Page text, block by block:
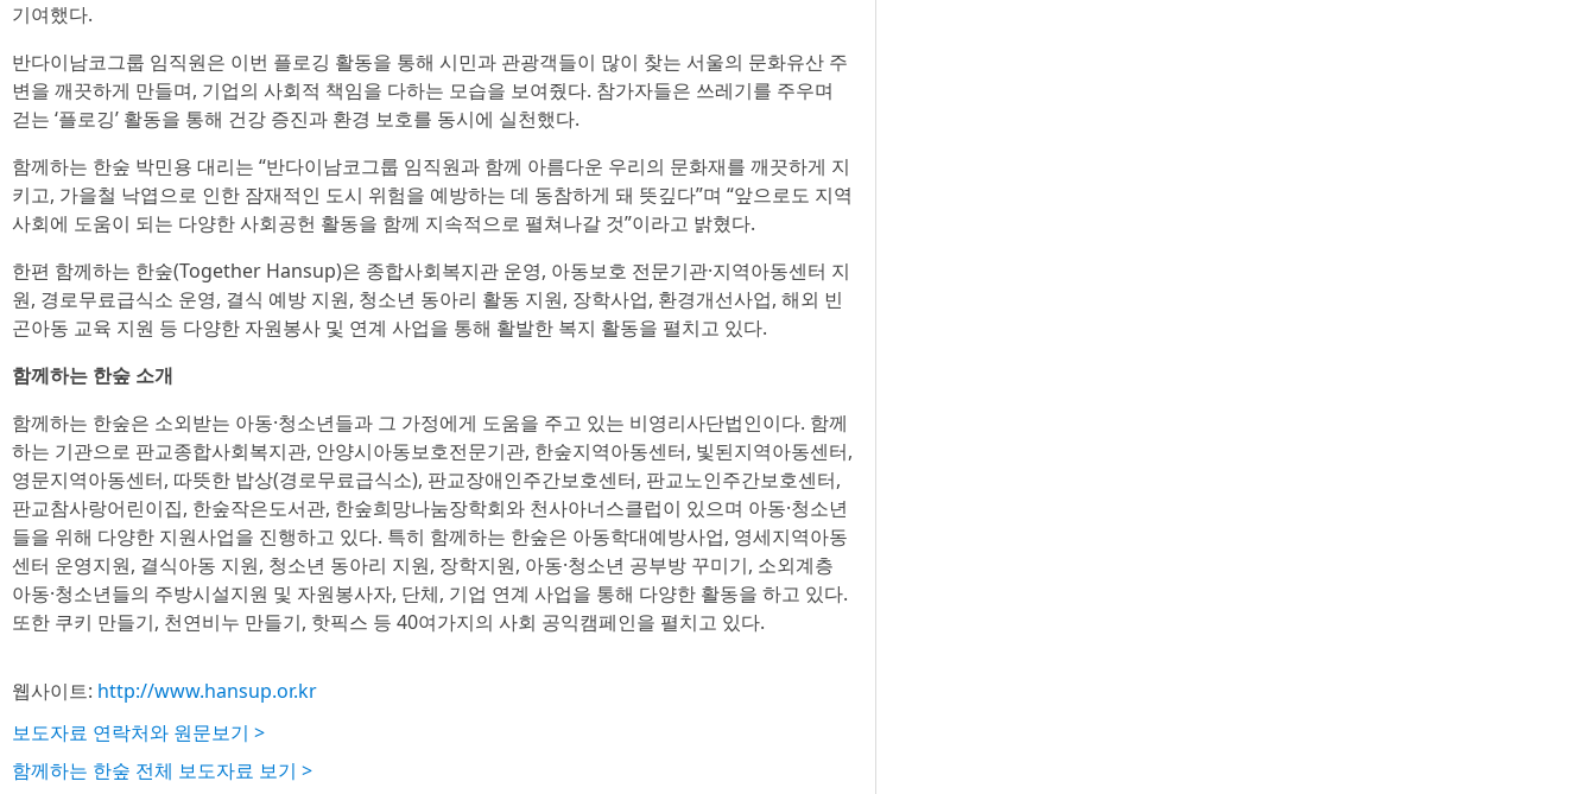
기여했다.
반다이남코그룹 임직원은 이번 플로깅 활동을 통해 시민과 관광객들이 많이 찾는 서울의 문화유산 주
변을 깨끗하게 만들며, 기업의 사회적 책임을 다하는 모습을 보여줬다. 참가자들은 쓰레기를 주우며
걷는 ‘플로깅’ 활동을 통해 건강 증진과 환경 보호를 동시에 실천했다.
함께하는 한숲 박민용 대리는 “반다이남코그룹 임직원과 함께 아름다운 우리의 문화재를 깨끗하게 지
키고, 가을철 낙엽으로 인한 잠재적인 도시 위험을 예방하는 데 동참하게 돼 뜻깊다”며 “앞으로도 지역
사회에 도움이 되는 다양한 사회공헌 활동을 함께 지속적으로 펼쳐나갈 것”이라고 밝혔다.
한편 함께하는 한숲(Together Hansup)은 종합사회복지관 운영, 아동보호 전문기관·지역아동센터 지
원, 경로무료급식소 운영, 결식 예방 지원, 청소년 동아리 활동 지원, 장학사업, 환경개선사업, 해외 빈
곤아동 교육 지원 등 다양한 자원봉사 및 연계 사업을 통해 활발한 복지 활동을 펼치고 있다.
함께하는 한숲 소개
함께하는 한숲은 소외받는 아동·청소년들과 그 가정에게 도움을 주고 있는 비영리사단법인이다. 함께
하는 기관으로 판교종합사회복지관, 안양시아동보호전문기관, 한숲지역아동센터, 빛된지역아동센터,
영문지역아동센터, 따뜻한 밥상(경로무료급식소), 판교장애인주간보호센터, 판교노인주간보호센터,
판교참사랑어린이집, 한숲작은도서관, 한숲희망나눔장학회와 천사아너스클럽이 있으며 아동·청소년
들을 위해 다양한 지원사업을 진행하고 있다. 특히 함께하는 한숲은 아동학대예방사업, 영세지역아동
센터 운영지원, 결식아동 지원, 청소년 동아리 지원, 장학지원, 아동·청소년 공부방 꾸미기, 소외계층
아동·청소년들의 주방시설지원 및 자원봉사자, 단체, 기업 연계 사업을 통해 다양한 활동을 하고 있다.
또한 쿠키 만들기, 천연비누 만들기, 핫픽스 등 40여가지의 사회 공익캠페인을 펼치고 있다.
웹사이트: http://www.hansup.or.kr
보도자료 연락처와 원문보기 >
함께하는 한숲 전체 보도자료 보기 >